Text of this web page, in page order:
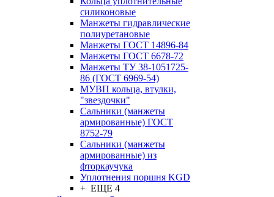
силиконовые
Манжеты гидравлические
полиуретановые
Манжеты ГОСТ 14896-84
Манжеты ГОСТ 6678-72
Манжеты ТУ 38-1051725-
86 (ГОСТ 6969-54)
МУВП кольца, втулки,
"звездочки"
Сальники (манжеты
армированные) ГОСТ
8752-79
Сальники (манжеты
армированные) из
фторкаучука
Уплотнения поршня KGD
+ ЕЩЕ 4